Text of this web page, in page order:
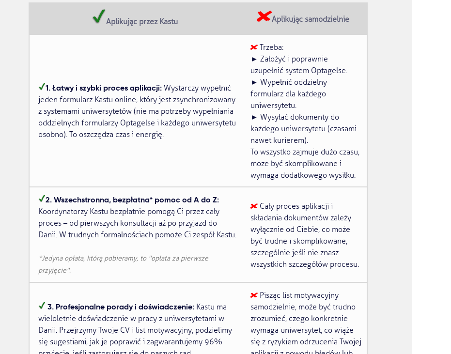
Aplikując przez Kastu Aplikując samodzielnie
1. Łatwy i szybki proces aplikacji: Wystarczy wypełnić
jeden formularz Kastu online, który jest zsynchronizowany
z systemami uniwersytetów (nie ma potrzeby wypełniania
oddzielnych formularzy Optagelse i każdego uniwersytetu
osobno). To oszczędza czas i energię.
Trzeba:
► Założyć i poprawnie
uzupełnić system Optagelse.
► Wypełnić oddzielny
formularz dla każdego
uniwersytetu.
► Wysyłać dokumenty do
każdego uniwersytetu (czasami
nawet kurierem).
To wszystko zajmuje dużo czasu,
może być skomplikowane i
wymaga dodatkowego wysiłku.
2. Wszechstronna, bezpłatna* pomoc od A do Z:
Koordynatorzy Kastu bezpłatnie pomogą Ci przez cały
proces – od pierwszych konsultacji aż po przyjazd do
Danii. W trudnych formalnościach pomoże Ci zespół Kastu.
*Jedyna opłata, którą pobieramy, to "opłata za pierwsze
przyjęcie".
Cały proces aplikacji i
składania dokumentów zależy
wyłącznie od Ciebie, co może
być trudne i skomplikowane,
szczególnie jeśli nie znasz
wszystkich szczegółów procesu.
3. Profesjonalne porady i doświadczenie: Kastu ma
wieloletnie doświadczenie w pracy z uniwersytetami w
Danii. Przejrzymy Twoje CV i list motywacyjny, podzielimy
się sugestiami, jak je poprawić i zagwarantujemy 96%
Pisząc list motywacyjny
samodzielnie, może być trudno
zrozumieć, czego konkretnie
wymaga uniwersytet, co wiąże
się z ryzykiem odrzucenia Twojej